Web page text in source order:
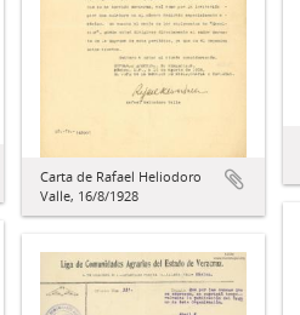
Carta de Rafael Heliodoro
Valle, 16/8/1928